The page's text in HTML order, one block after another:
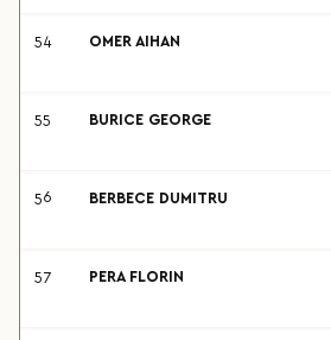
54 OMER AIHAN
55 BURICE GEORGE
56 BERBECE DUMITRU
57 PERA FLORIN